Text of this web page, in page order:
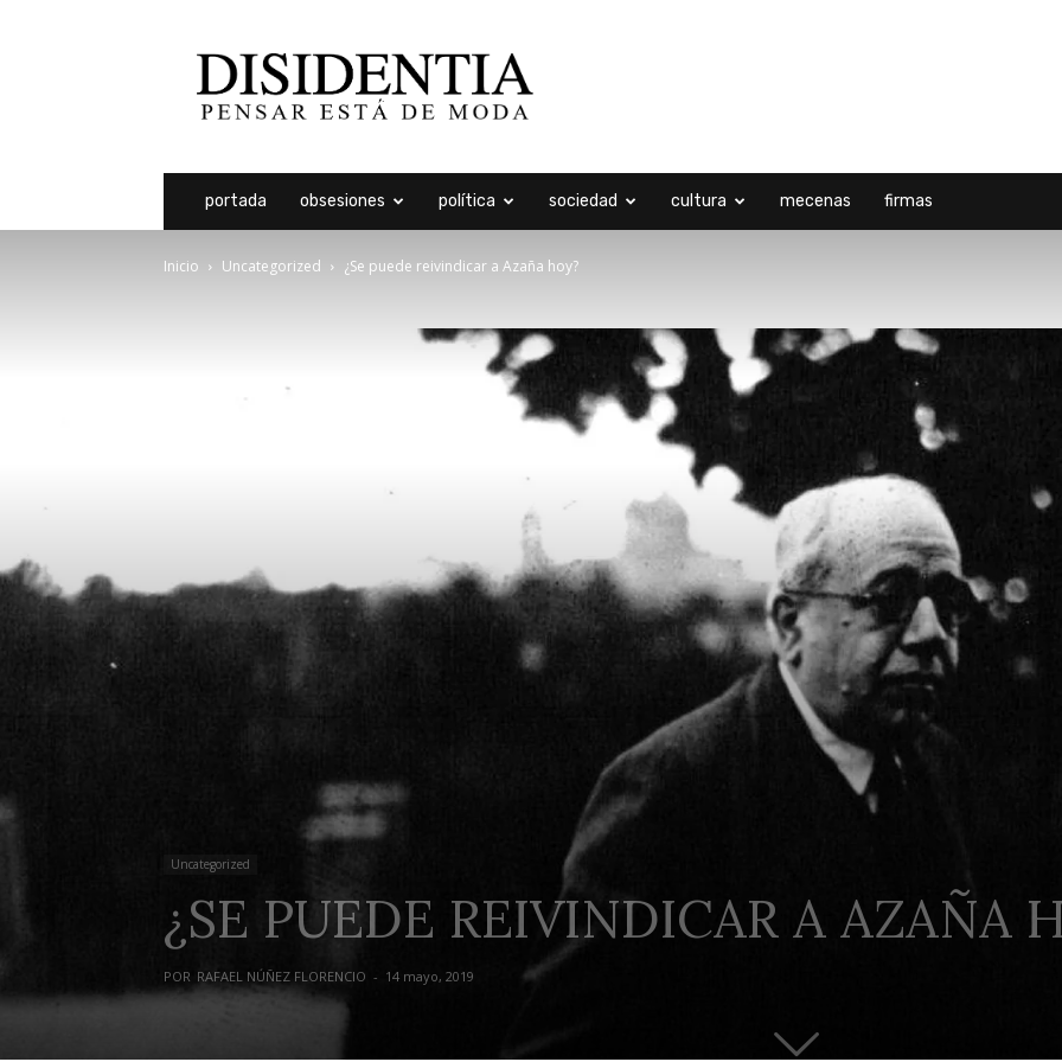
portada obsesiones política sociedad cultura mecenas firmas
Inicio Uncategorized ¿Se puede reivindicar a Azaña hoy?
Uncategorized
¿SE PUEDE REIVINDICAR A AZAÑA
POR RAFAEL NÚÑEZ FLORENCIO - 14 mayo, 2019